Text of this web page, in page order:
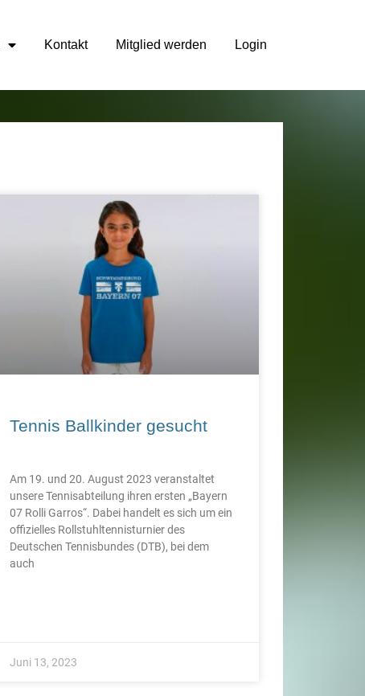
Kontakt Mitglied werden Login
Tennis Ballkinder gesucht
Am 19. und 20. August 2023 veranstaltet
unsere Tennisabteilung ihren ersten „Bayern
07 Rolli Garros“. Dabei handelt es sich um ein
offizielles Rollstuhltennisturnier des
Deutschen Tennisbundes (DTB), bei dem
auch
Juni 13, 2023